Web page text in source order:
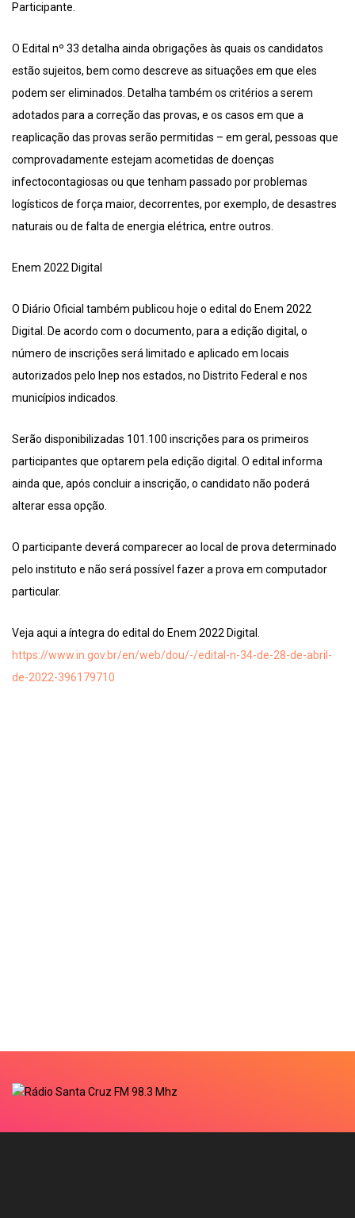
Participante.
O Edital nº 33 detalha ainda obrigações às quais os candidatos
estão sujeitos, bem como descreve as situações em que eles
podem ser eliminados. Detalha também os critérios a serem
adotados para a correção das provas, e os casos em que a
reaplicação das provas serão permitidas – em geral, pessoas que
comprovadamente estejam acometidas de doenças
infectocontagiosas ou que tenham passado por problemas
logísticos de força maior, decorrentes, por exemplo, de desastres
naturais ou de falta de energia elétrica, entre outros.
Enem 2022 Digital
O Diário Oficial também publicou hoje o edital do Enem 2022
Digital. De acordo com o documento, para a edição digital, o
número de inscrições será limitado e aplicado em locais
autorizados pelo Inep nos estados, no Distrito Federal e nos
municípios indicados.
Serão disponibilizadas 101.100 inscrições para os primeiros
participantes que optarem pela edição digital. O edital informa
ainda que, após concluir a inscrição, o candidato não poderá
alterar essa opção.
O participante deverá comparecer ao local de prova determinado
pelo instituto e não será possível fazer a prova em computador
particular.
Veja aqui a íntegra do edital do Enem 2022 Digital.
https://www.in.gov.br/en/web/dou/-/edital-n-34-de-28-de-abril-
de-2022-396179710